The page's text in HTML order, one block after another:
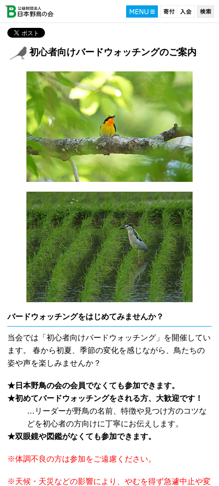
初心者向けバードウォッチングのご案内
バードウォッチングをはじめてみませんか？
当会では「初心者向けバードウォッチング」を開催してい
ます。 春から初夏、季節の変化を感じながら、鳥たちの
姿や声を楽しみませんか？
★日本野鳥の会の会員でなくても参加できます。
★初めてバードウォッチングをされる方、大歓迎です！
…リーダーが野鳥の名前、特徴や見つけ方のコツな
どを初心者の方向けに丁寧にお伝えします。
★双眼鏡や図鑑がなくても参加できます。
※体調不良の方は参加をご遠慮ください。
※天候・天災などの影響により、やむを得ず急遽中止や変